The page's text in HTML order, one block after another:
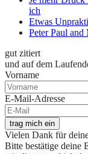
ich
Etwas
Peter Paul
gut zitiert
und auf dem
Vorname
E-Mail-Adresse
trag mich ein
Vielen Dank für
Bitte bestätige deine